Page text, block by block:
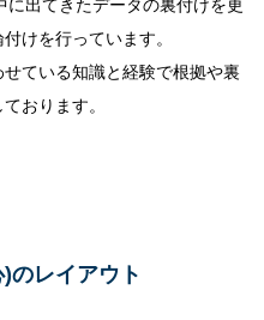
出てきたデータの裏付けを更
けを行っています。
ている知識と経験で根拠や裏
おります。
のレイアウト